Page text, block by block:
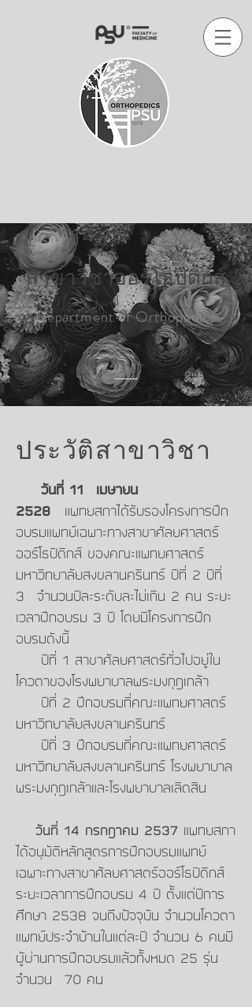
สาขาวิชาออร์โธปิดิกส์
Department of Orthopedics
ประวัติสาขาวิชา
วันที่ 11 เมษายน
2528
แพทยสภาได้รับรองโครงการฝึก
อบรมแพทย์เฉพาะทางสาขาศัลยศาสตร์
ออร์โธปิดิกส์ ของคณะแพทยศาสตร์
มหาวิทยาลัยสงขลานครินทร์ ปีที่ 2 ปีที่
3 จำนวนปีละระดับละไม่เกิน 2 คน ระยะ
เวลาฝึกอบรม 3 ปี โดยมีโครงการฝึก
อบรมดังนี้
ปีที่ 1 สาขาศัลยศาสตร์ทั่วไปอยู่ใน
โควตาของโรงพยาบาลพระมงกุฎเกล้า
ปีที่ 2 ฝึกอบรมที่คณะแพทยศาสตร์
มหาวิทยาลัยสงขลานครินทร์
ปีที่ 3 ฝึกอบรมที่คณะแพทยศาสตร์
มหาวิทยาลัยสงขลานครินทร์ โรงพยาบาล
พระมงกุฎเกล้าและโรงพยาบาลเลิดสิน
วันที่ 14 กรกฎาคม 2537 แพทยสภา
ได้อนุมัติหลักสูตรการฝึกอบรมแพทย์
เฉพาะทางสาขาศัลยศาสตร์ออร์โธปิดิกส์
ระยะเวลาการฝึกอบรม 4 ปี ตั้งแต่ปีการ
ศึกษา 2538 จนถึงปัจจุบัน จำนวนโควตา
แพทย์ประจำบ้านในแต่ละปี จำนวน 6 คนมี
ผู้ผ่านการฝึกอบรมแล้วทั้งหมด 25 รุ่น
จำนวน 70 คน